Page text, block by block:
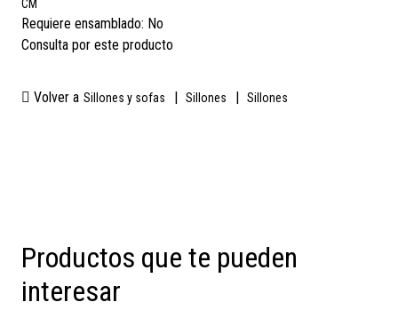
CM
Requiere ensamblado: No
Consulta por este producto
Volver a Sillones y sofas Sillones Sillones
Productos que te pueden
interesar